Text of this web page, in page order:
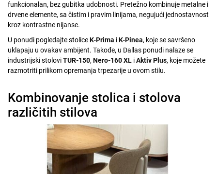
funkcionalan, bez gubitka udobnosti. Pretežno kombinuje metalne i
drvene elemente, sa čistim i pravim linijama, negujući jednostavnost
kroz kontrastne nijanse.
U ponudi pogledajte stoliceK-Prima iK-Pinea, koje se savršeno
uklapaju u ovakav ambijent. Takođe, u Dallas ponudi nalaze se
industrijski stoloviTUR-150,Nero-160 XL iAktiv Plus, koje možete
razmotriti prilikom opremanja trpezarije u ovom stilu.
Kombinovanje stolica i stolova
različitih stilova